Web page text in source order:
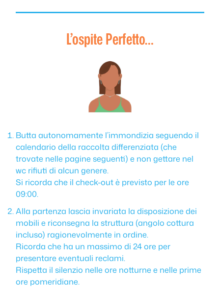
L’ospite Perfetto…
Butta autonomamente l’immondizia seguendo il
calendario della raccolta differenziata (che
trovate nelle pagine seguenti) e non gettare nel
wc rifiuti di alcun genere.
Si ricorda che il check-out è previsto per le ore
09:00.
Alla partenza lascia invariata la disposizione dei
mobili e riconsegna la struttura (angolo cottura
incluso) ragionevolmente in ordine.
Ricorda che ha un massimo di 24 ore per
presentare eventuali reclami.
Rispetta il silenzio nelle ore notturne e nelle prime
ore pomeridiane.